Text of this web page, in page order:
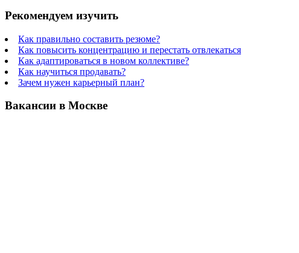
Рекомендуем изучить
Как правильно составить резюме?
Как повысить концентрацию и перестать отвлекаться
Как адаптироваться в новом коллективе?
Как научиться продавать?
Зачем нужен карьерный план?
Вакансии в Москве